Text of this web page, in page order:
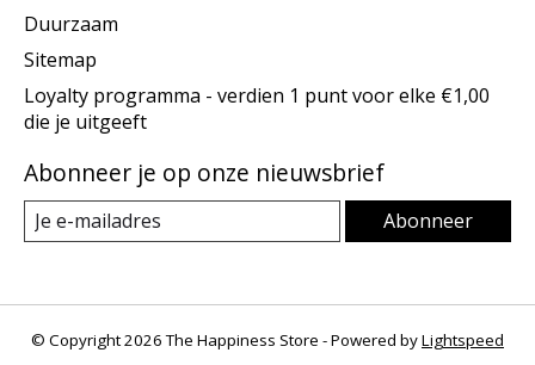
Duurzaam
Sitemap
Loyalty programma - verdien 1 punt voor elke €1,00
die je uitgeeft
Abonneer je op onze nieuwsbrief
Abonneer
© Copyright 2026 The Happiness Store - Powered byLightspeed